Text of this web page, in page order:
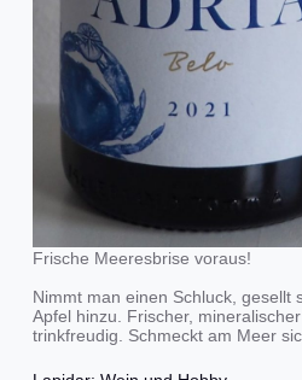
Frische Meeresbrise voraus!
Nimmt man einen Schluck, gesellt
Apfel hinzu. Frischer,
trinkfreudig. Schmeckt am Meer